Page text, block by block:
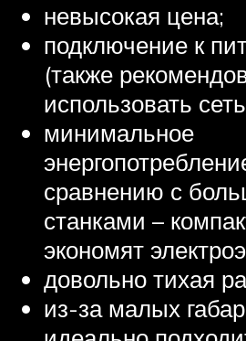
невысокая цена;
подключение к
(также
использовать
минимальное
сравнению с
станками –
экономят
довольно тихая
из-за малых